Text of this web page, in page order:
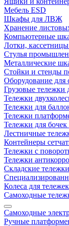
Мебель ESD
Шкафы для ЛВЖ
Хранение
Компьютерные
Лотки,
Стулья
Металлические
Стойки и стенды
Оборудование для
Грузовые тележки
Тележки
Тележки для
Тележки
Тележки для
Лестничные
Контейнеры
Тележки с
Тележки
Складские
Колеса для тележек
Самоходные
Самоходные
Ручные